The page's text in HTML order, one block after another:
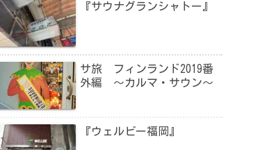
『サウナグランシャトー』
サ旅 フィンランド2019番
外編 〜カルマ・サウン〜
『ウェルビー福岡』